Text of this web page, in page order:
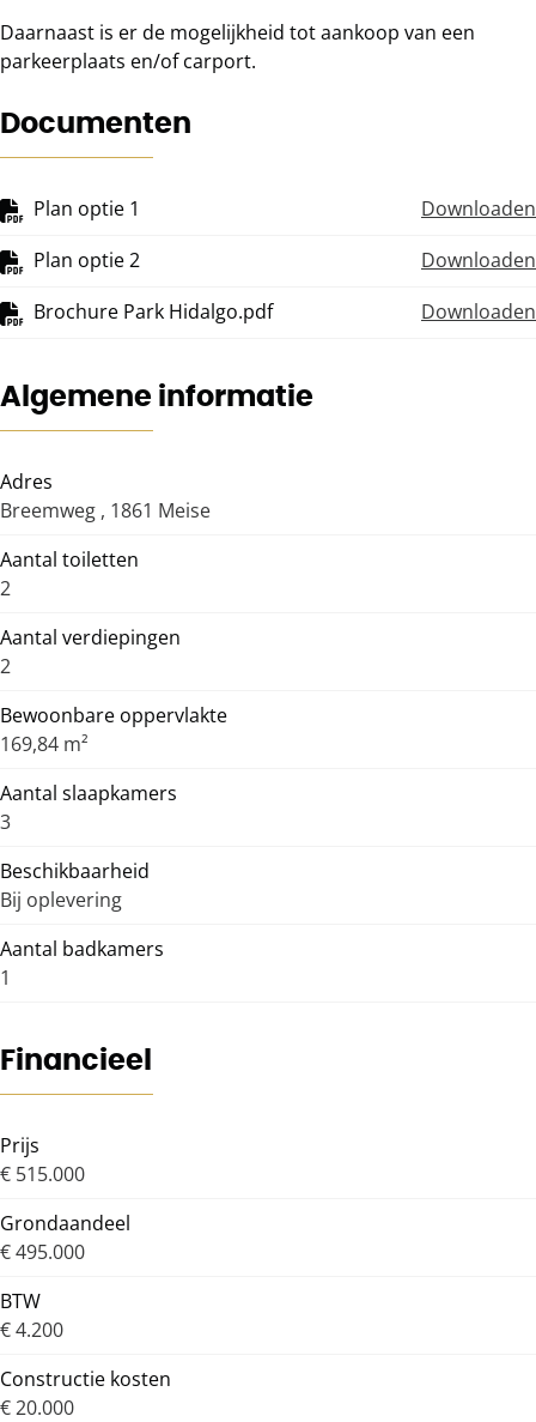
Daarnaast is er de mogelijkheid tot aankoop van een
parkeerplaats en/of carport.
Documenten
Plan optie 1
Downloaden
Plan optie 2
Downloaden
Brochure Park Hidalgo.pdf
Downloaden
Algemene informatie
Adres
Breemweg , 1861 Meise
Aantal toiletten
2
Aantal verdiepingen
2
Bewoonbare oppervlakte
169,84 m²
Aantal slaapkamers
3
Beschikbaarheid
Bij oplevering
Aantal badkamers
1
Financieel
Prijs
€ 515.000
Grondaandeel
€ 495.000
BTW
€ 4.200
Constructie kosten
€ 20.000